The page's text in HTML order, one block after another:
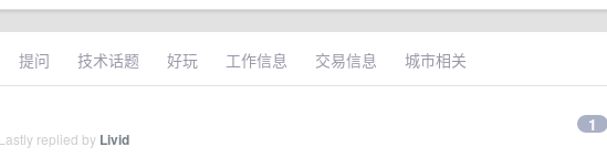
提问 技术话题 好玩 工作信息 交易信息 城市相关
replied by Livid
1